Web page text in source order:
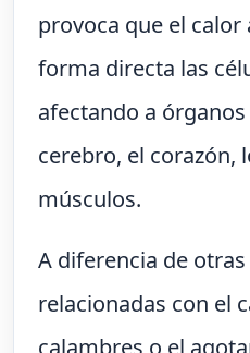
provoca que el
forma directa las
afectando a
cerebro, el corazón,
músculos.
A diferencia de
relacionadas con el